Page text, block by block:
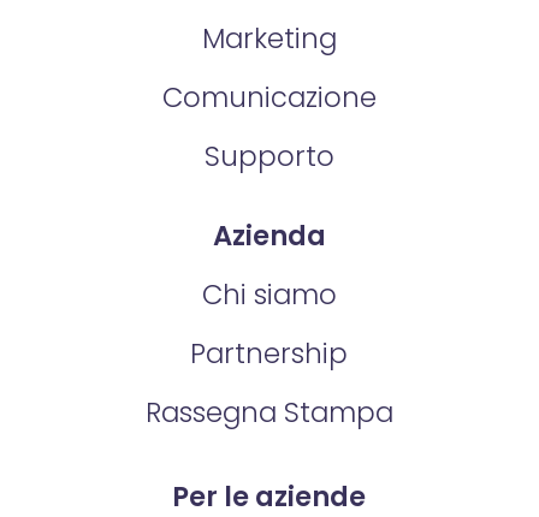
Marketing
Comunicazione
Supporto
Azienda
Chi siamo
Partnership
Rassegna Stampa
Per le aziende